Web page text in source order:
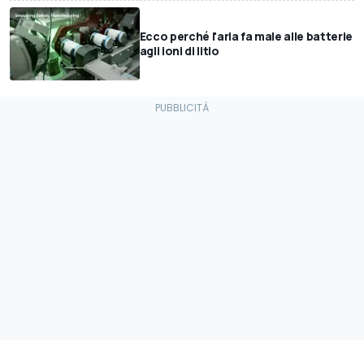
Ecco perché l'aria fa male alle batterie
agli ioni di litio